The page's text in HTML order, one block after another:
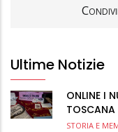
Ultime Notizie
ONLINE I
TOSCANA
STORIA E